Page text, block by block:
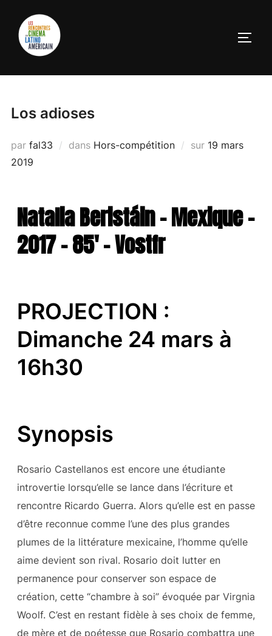
Los adioses
par fal33 dans Hors-compétition sur 19 mars
2019
Natalia Beristáin - Mexique -
2017 - 85' - Vostfr
PROJECTION :
Dimanche 24 mars à
16h30
Synopsis
Rosario Castellanos est encore une étudiante
introvertie lorsqu’elle se lance dans l’écriture et
rencontre Ricardo Guerra. Alors qu’elle est en passe
d’être reconnue comme l’une des plus grandes
plumes de la littérature mexicaine, l’homme qu’elle
aime devient son rival. Rosario doit lutter en
permanence pour conserver son espace de
création, cette “chambre à soi” évoquée par Virgnia
Woolf. C’est en restant fidèle à ses choix de femme,
de mère et de poétesse que Rosario combattra une